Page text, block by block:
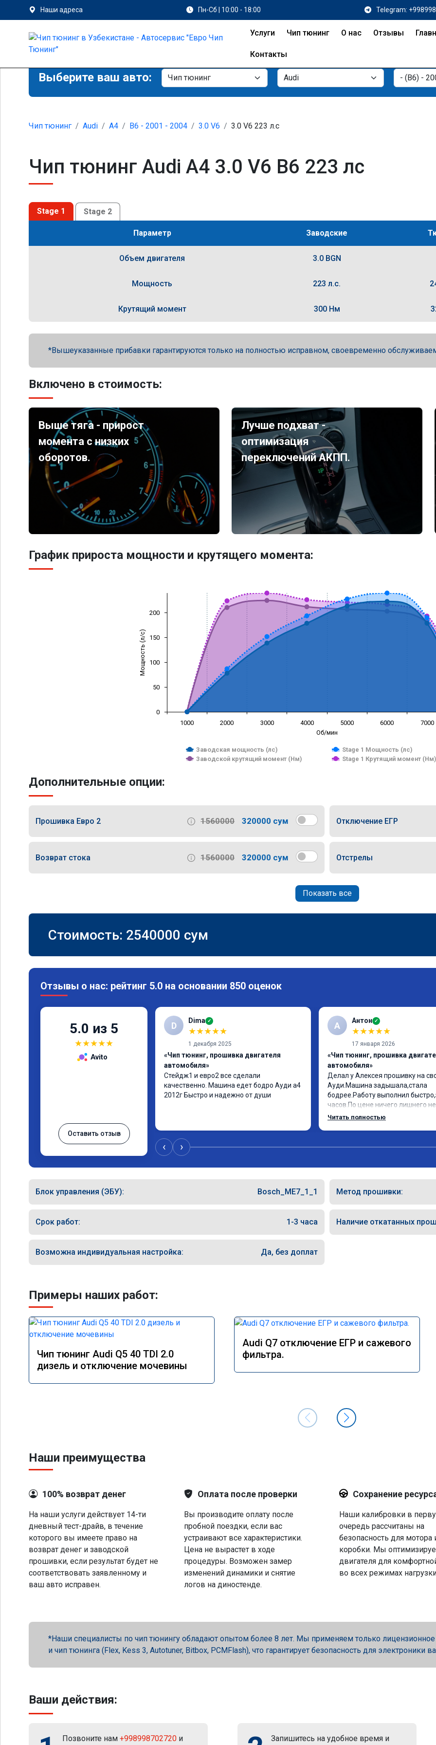
Наши адреса Пн-Сб | 10:00 - 18:00 Telegram:
Услуги Чип тюнинг О нас Отзывы
Контакты
Выберите ваш авто:
Чип тюнинг Audi A4 B6 - 2001 - 2004 3.0 V6 3.0 V6 223 л.с
Чип тюнинг Audi A4 3.0 V6 B6 223 лс
Stage 1 Stage 2
Параметр Заводские
Объем двигателя 3.0 BGN
Мощность 223 л.с.
Крутящий момент 300 Нм
Вышеуказанные прибавки гарантируются только на полностью исправном, своевременно
Включено в стоимость:
Выше тяга - прирост
момента с низких
оборотов.
Лучше подхват -
оптимизация
переключений АКПП.
График прироста мощности и крутящего момента:
Об/мин
Мощность (л/с)
Заводская мощность (лс)
Stage 1 Мощность (лс)
Заводской крутящий момент (Нм)
Stage 1 Крутящий момент (Нм)
1000 2000 3000 4000 5000 6000 7000
0
50
100
150
200
Дополнительные опции:
Прошивка Евро 2 1560000 320000 сум Отключение ЕГР
Возврат стока 1560000 320000 сум Отстрелы
Показать все
Стоимость: 2540000 сум
Отзывы о нас: рейтинг 5.0 на основании 850 оценок
5.0 из 5
★★★★★
Avito
Оставить отзыв
D Dima ✓
★★★★★
1 декабря 2025
«Чип тюнинг, прошивка двигателя
автомобиля»
Стейдж1 и евро2 все сделали
качественно. Машина едет бодро Ауди а4
2012г Быстро и надежно от души
А Антон ✓
★★★★★
17 января 2026
«Чип тюнинг, прошивка
автомобиля»
Делал у Алексея прошивку на
Ауди.Машина задышала,стала
бодрее.Работу выполнил
часов.По цене ничего лишнего не
как договаривались
Читать полностью
‹ ›
Блок управления (ЭБУ): Bosch_ME7_1_1 Метод прошивки:
Срок работ: 1-3 часа Наличие откатанных
Возможна индивидуальная настройка: Да, без доплат
Примеры наших работ:
Чип тюнинг Audi Q5 40 TDI 2.0
дизель и отключение мочевины
Audi Q7 отключение ЕГР и сажевого
фильтра.
Наши преимущества
100% возврат денег
На наши услуги действует 14-ти
дневный тест-драйв, в течение
которого вы имеете право на
возврат денег и заводской
прошивки, если результат будет не
соответствовать заявленному и
ваш авто исправен.
Оплата после проверки
Вы производите оплату после
пробной поездки, если вас
устраивают все характеристики.
Цена не вырастет в ходе
процедуры. Возможен замер
изменений динамики и снятие
логов на диностенде.
Сохранение
Наши калибровки в
очередь рассчитаны на
безопасность для мотора
коробки. Мы
двигателя для
во всех режимах
Наши специалисты по чип тюнингу обладают опытом более 8 лет. Мы применяем только лицензионное
и чип тюнинга (Flex, Kess 3, Autotuner, Bitbox, PCMFlash), что гарантирует безопасность для электроники
Ваши действия:
Позвоните нам +998998702720 и Запишитесь на удобное время и